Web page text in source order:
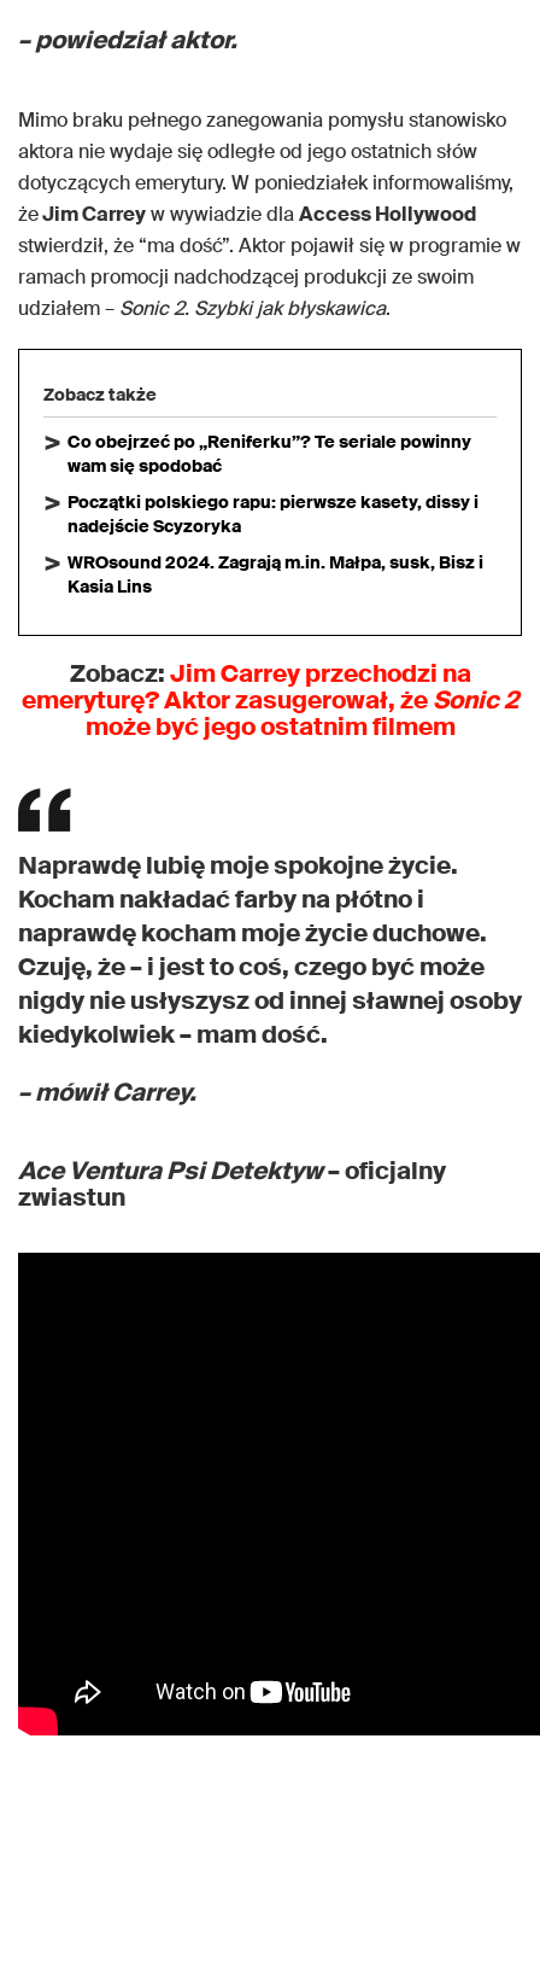
– powiedział aktor.
Mimo braku pełnego zanegowania pomysłu stanowisko
aktora nie wydaje się odległe od jego ostatnich słów
dotyczących emerytury. W poniedziałek informowaliśmy,
żeJim Carreyw wywiadzie dlaAccess Hollywood
stwierdził, że “ma dość”. Aktor pojawił się w programie w
ramach promocji nadchodzącej produkcji ze swoim
udziałem – Sonic 2. Szybki jak błyskawica.
Zobacz także
Co obejrzeć po „Reniferku”? Te seriale powinny
wam się spodobać
Początki polskiego rapu: pierwsze kasety, dissy i
nadejście Scyzoryka
WROsound 2024. Zagrają m.in. Małpa, susk, Bisz i
Kasia Lins
Zobacz:Jim Carrey przechodzi na
emeryturę? Aktor zasugerował, żeSonic 2
może być jego ostatnim filmem
Naprawdę lubię moje spokojne życie.
Kocham nakładać farby na płótno i
naprawdę kocham moje życie duchowe.
Czuję, że – i jest to coś, czego być może
nigdy nie usłyszysz od innej sławnej osoby
kiedykolwiek – mam dość.
– mówił Carrey.
Ace Ventura Psi Detektyw– oficjalny
zwiastun